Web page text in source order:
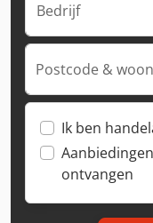
Bedrijf
Postcode &
Ik ben
ontvangen